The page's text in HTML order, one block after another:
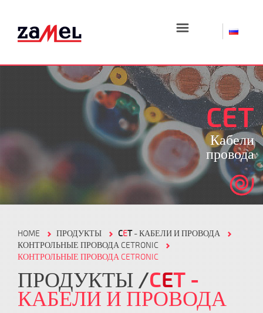
☰
CET
Кабели
провода
HOME ПРОДУКТЫ CET- КАБЕЛИ И ПРОВОДА
КОНТРОЛЬНЫЕ ПРОВОДА CETRONIC
КОНТРОЛЬНЫЕ ПРОВОДА CETRONIC
ПРОДУКТЫ CET -
КАБЕЛИ И ПРОВОДА